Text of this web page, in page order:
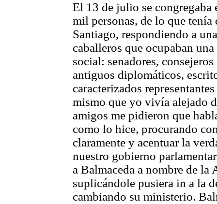
El 13 de julio se congregaba
mil personas, de lo que tenía
Santiago, respondiendo a
caballeros que ocupaban
social: senadores,
antiguos diplomáticos,
caracterizados
mismo que yo vivía alejado
amigos me pidieron que
como lo hice, procurando
claramente y acentuar la
nuestro gobierno
a Balmaceda a nombre de la
suplicándole pusiera in a la
cambiando su ministerio.